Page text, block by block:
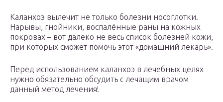
Каланхоэ вылечит не только болезни носоглотки.
Нарывы, гнойники, воспалённые раны на кожных
покровах – вот далеко не весь список болезней кожи,
при которых сможет помочь этот «домашний лекарь».
Перед использованием каланхоэ в лечебных целях
нужно обязательно обсудить с лечащим врачом
данный метод лечения!